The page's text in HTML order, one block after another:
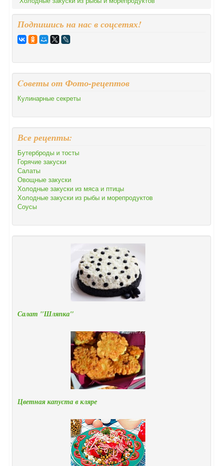
Подпишись на нас в соцсетях!
Cоветы от Фото-рецептов
Кулинарные секреты
Все рецепты:
Бутерброды и тосты
Горячие закуски
Салаты
Овощные закуски
Холодные закуски из мяса и птицы
Холодные закуски из рыбы и морепродуктов
Соусы
Салат "Шляпка"
Цветная капуста в кляре